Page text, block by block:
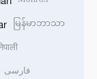
မြန်မာဘာသာ
فارسی